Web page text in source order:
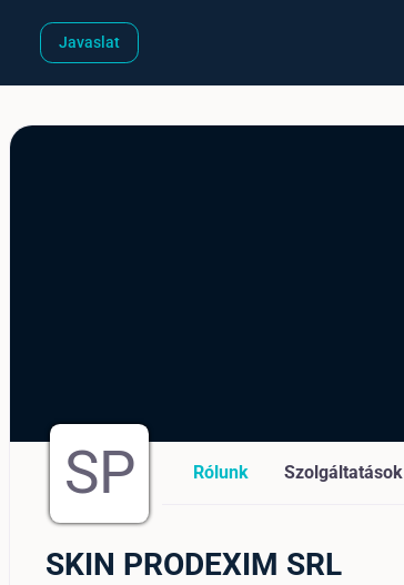
Javaslat
SP Rólunk Szolgáltatások
SKIN PRODEXIM SRL